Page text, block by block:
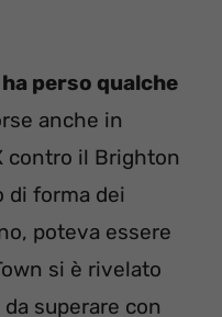
perso qualche
anche in
contro il Brighton
di forma dei
poteva essere
si è rivelato
superare con